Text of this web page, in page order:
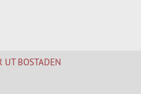
UT BOSTADEN